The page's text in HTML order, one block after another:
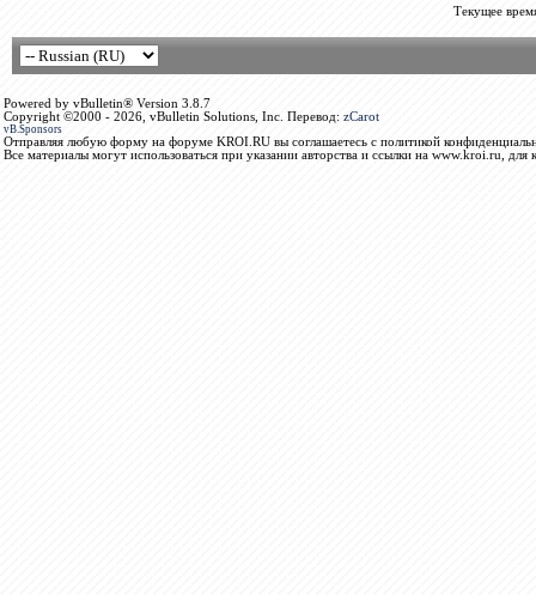
Текущее
Powered by vBulletin® Version 3.8.7
Copyright ©2000 - 2026, vBulletin Solutions, Inc. Перевод: zCarot
vB.Sponsors
Отправляя любую форму на форуме KROI.RU вы соглашаетесь с политикой
Все материалы могут использоваться при указании авторства и ссылки на www.kroi.ru, для